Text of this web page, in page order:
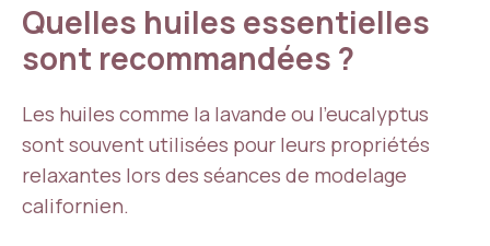
Quelles huiles essentielles
sont recommandées ?
Les huiles comme la lavande ou l’eucalyptus
sont souvent utilisées pour leurs propriétés
relaxantes lors des séances de modelage
californien.